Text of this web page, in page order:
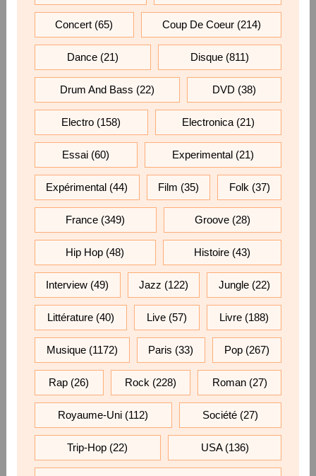
Concert (65) Coup De Coeur(214)
Dance(21) Disque (811)
Drum And Bass (22) DVD (38)
Electro (158) Electronica(21)
Essai (60) Experimental(21)
Expérimental (44) Film (35) Folk (37)
France (349) Groove(28)
Hip Hop (48) Histoire(43)
Interview (49) Jazz (122) Jungle(22)
Littérature(40) Live (57) Livre (188)
Musique(1172) Paris (33) Pop (267)
Rap (26) Rock (228) Roman(27)
Royaume-Uni (112) Société(27)
Trip-Hop (22) USA(136)